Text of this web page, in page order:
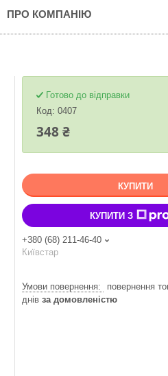
ПРО КОМПАНІЮ
Готово до відправки
Код: 0407
348 ₴
КУПИТИ
КУПИТИ З
+380 (68) 211-46-40
Київстар
повернення
днів за домовленістю